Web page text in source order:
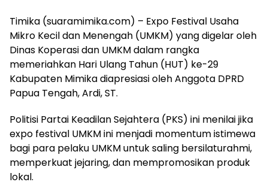
Timika (suaramimika.com) – Expo Festival Usaha
Mikro Kecil dan Menengah (UMKM) yang digelar oleh
Dinas Koperasi dan UMKM dalam rangka
memeriahkan Hari Ulang Tahun (HUT) ke-29
Kabupaten Mimika diapresiasi oleh Anggota DPRD
Papua Tengah, Ardi, ST.
Politisi Partai Keadilan Sejahtera (PKS) ini menilai jika
expo festival UMKM ini menjadi momentum istimewa
bagi para pelaku UMKM untuk saling bersilaturahmi,
memperkuat jejaring, dan mempromosikan produk
lokal.